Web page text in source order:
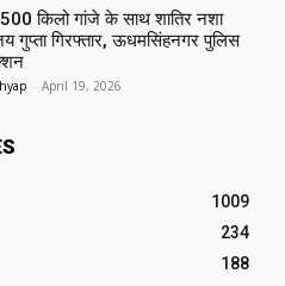
किलो गांजे के साथ शातिर नशा
गुप्ता गिरफ्तार, ऊधमसिंहनगर पुलिस
- April 19, 2026
1009
234
188